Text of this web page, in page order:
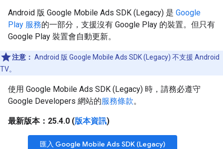
Android 版 Google Mobile Ads SDK (Legacy) 是 Google
Play 服務的一部分，支援沒有 Google Play 的裝置。但只有
Google Play 裝置會自動更新。
注意： Android 版 Google Mobile Ads SDK (Legacy) 不支援 Android
TV。
使用 Google Mobile Ads SDK (Legacy) 時，請務必遵守
Google Developers 網站的服務條款。
最新版本：25.4.0 (版本資訊)
匯入 Google Mobile Ads SDK (Legacy)